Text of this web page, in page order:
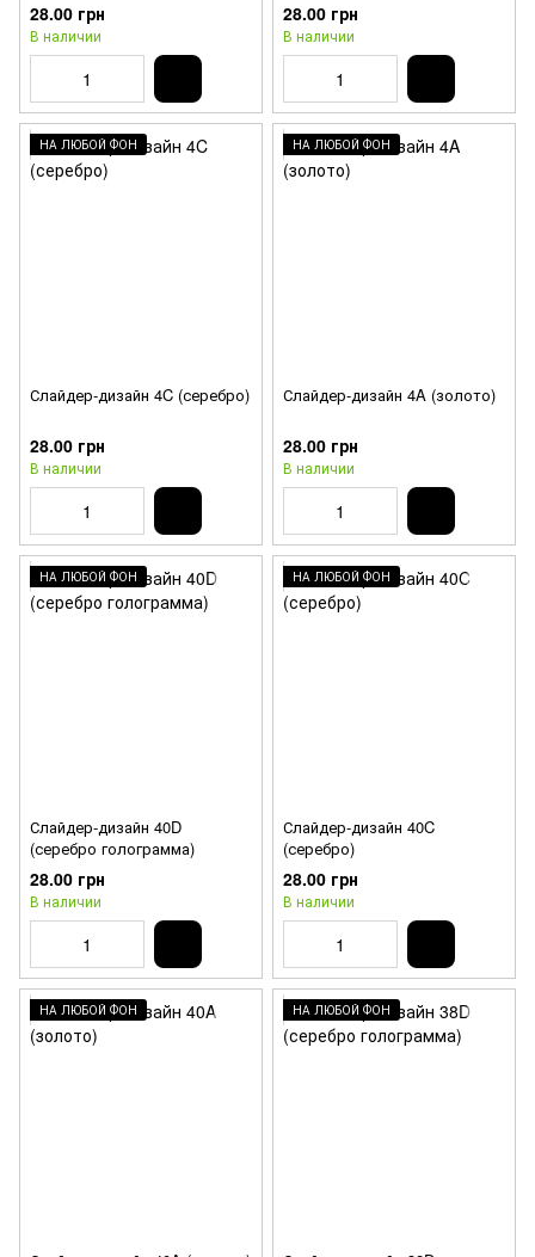
28.00 грн
В наличии
28.00 грн
В наличии
НА ЛЮБОЙ ФОН
Слайдер-дизайн 4C (серебро)
28.00 грн
В наличии
НА ЛЮБОЙ ФОН
Слайдер-дизайн 4A (золото)
28.00 грн
В наличии
НА ЛЮБОЙ ФОН
Слайдер-дизайн 40D
(серебро голограмма)
28.00 грн
В наличии
НА ЛЮБОЙ ФОН
Слайдер-дизайн 40C
(серебро)
28.00 грн
В наличии
НА ЛЮБОЙ ФОН НА ЛЮБОЙ ФОН